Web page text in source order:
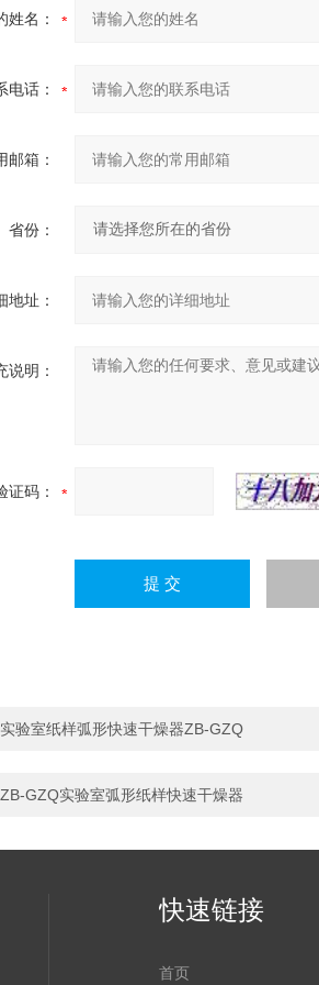
姓名：
电话：
邮箱：
省份：
地址：
说明：
证码：
实验室纸样弧形快速干燥器ZB-GZQ
ZB-GZQ实验室弧形纸样快速干燥器
快速链接
首页